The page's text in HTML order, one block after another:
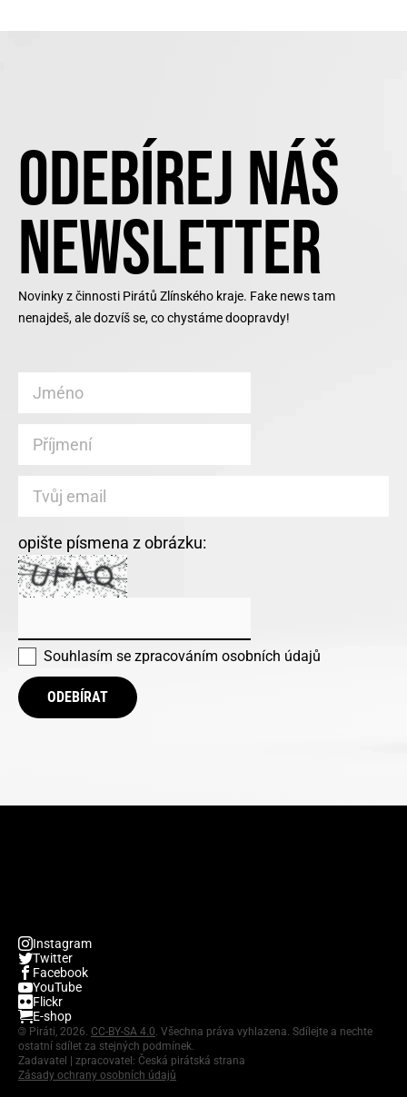
ODEBÍREJ NÁŠ
NEWSLETTER
Novinky z činnosti Pirátů Zlínského kraje. Fake news tam
nenajdeš, ale dozvíš se, co chystáme doopravdy!
opište písmena z obrázku:
Souhlasím se zpracováním osobních údajů
ODEBÍRAT
Instagram
Twitter
Facebook
YouTube
Flickr
E-shop
© Piráti, 2026. CC-BY-SA 4.0. Všechna práva vyhlazena. Sdílejte a nechte
ostatní sdílet za stejných podmínek.
Zadavatel | zpracovatel: Česká pirátská strana
Zásady ochrany osobních údajů